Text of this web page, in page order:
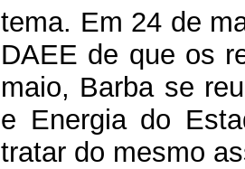
tema. Em 24 de
DAEE de que os
maio, Barba se
e Energia do
tratar do mesmo